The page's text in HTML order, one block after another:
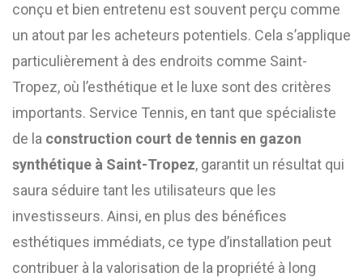
conçu et bien entretenu est souvent perçu comme
un atout par les acheteurs potentiels. Cela s’applique
particulièrement à des endroits comme Saint-
Tropez, où l’esthétique et le luxe sont des critères
importants. Service Tennis, en tant que spécialiste
de la construction court de tennis en gazon
synthétique à Saint-Tropez, garantit un résultat qui
saura séduire tant les utilisateurs que les
investisseurs. Ainsi, en plus des bénéfices
esthétiques immédiats, ce type d’installation peut
contribuer à la valorisation de la propriété à long